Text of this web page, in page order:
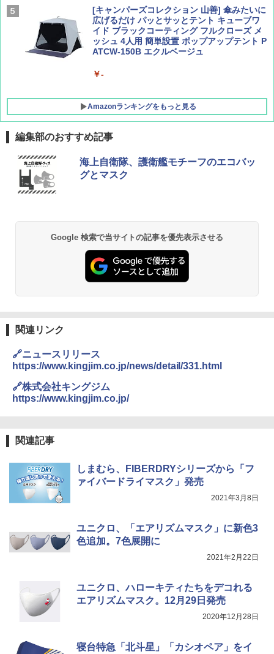
[キャンパーズコレクション 山善] 傘みたいに
広げるだけ パッとサッとテント キューブワ
イド ブラックコーティング フルクローズ メ
ッシュ 4人用 簡単設置 ポップアップテント P
ATCW-150B エクルベージュ
￥-
Amazonランキングをもっと見る
DEWEL パラソル 大型 ビーチ アウトドアパ
ラソル ガーデン サイトシート付 折りたたみ
防水 UVカット 4段階高さ調整 軽量 収納袋付
026リニューアル 急速冷凍 空間倍増 衛生的
コンパクト 保冷力長持ち
秒）射程5～10m 安全ロック搭載 携帯収納袋
付き ヒグマ・イノシシ対策 自治体・教育機
防災用品 長期保存可能 緊急時用 日本国内発
送
-08EX カーキ ソロキャンプ ポリエステル フ
レーム ドーム型 テント
着替えテント トイレテント 透けない【換気
通気窓付き】収納袋付き UVカット 防水 防災
コンパクト iimono117 (ブルー)
編集部のおすすめ記事
海上自衛隊、護衛艦モチーフのエコバッ
グとマスク
Google 検索で当サイトの記事を優先表示させる
関連リンク
🔗ニュースリリース
https://www.kingjim.co.jp/news/detail/331.html
🔗株式会社キングジム
https://www.kingjim.co.jp/
関連記事
しまむら、FIBERDRYシリーズから「フ
ァイバードライマスク」発売
2021年3月8日
ユニクロ、「エアリズムマスク」に新色3
色追加。7色展開に
2021年2月22日
ユニクロ、ハローキティたちをデコれる
エアリズムマスク。12月29日発売
2020年12月28日
寝台特急「北斗星」「カシオペア」をイ